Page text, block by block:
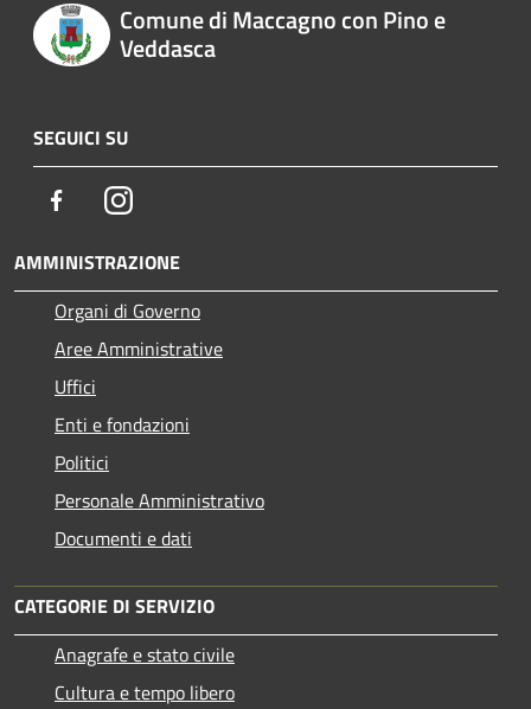
Comune di Maccagno con Pino e
Veddasca
SEGUICI SU
FacebookInstagram
AMMINISTRAZIONE
Organi di Governo
Aree Amministrative
Uffici
Enti e fondazioni
Politici
Personale Amministrativo
Documenti e dati
CATEGORIE DI SERVIZIO
Anagrafe e stato civile
Cultura e tempo libero